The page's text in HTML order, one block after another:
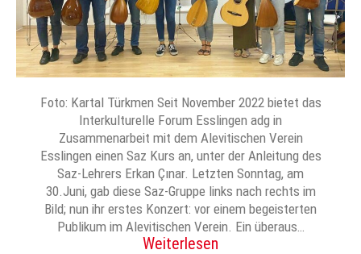
Foto: Kartal Türkmen Seit November 2022 bietet das
Interkulturelle Forum Esslingen adg in
Zusammenarbeit mit dem Alevitischen Verein
Esslingen einen Saz Kurs an, unter der Anleitung des
Saz-Lehrers Erkan Çınar. Letzten Sonntag, am
30.Juni, gab diese Saz-Gruppe links nach rechts im
Bild; nun ihr erstes Konzert: vor einem begeisterten
Publikum im Alevitischen Verein. Ein überaus…
Weiterlesen